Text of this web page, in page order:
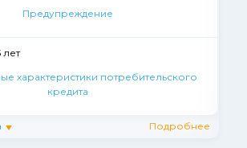
Предупреждение
лет
характеристики потребительского
кредита
Подробнее